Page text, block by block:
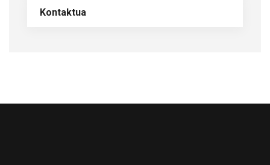
Kontaktua